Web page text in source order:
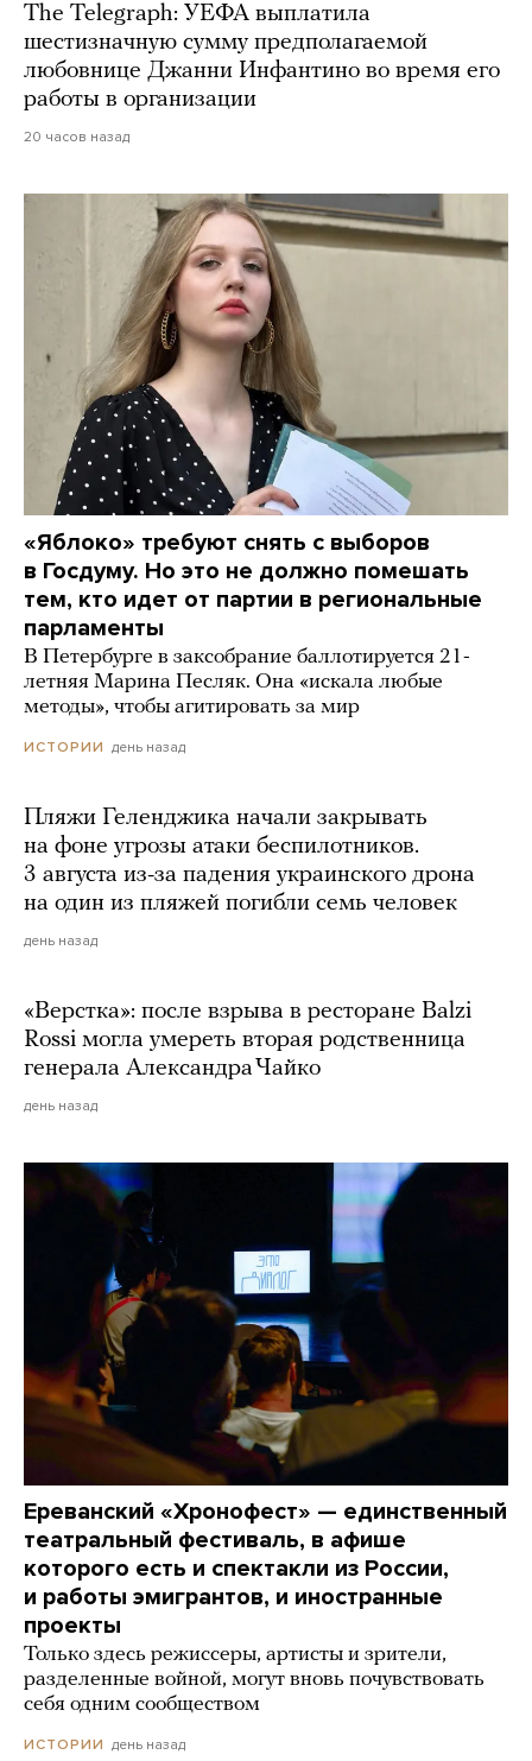
The Telegraph: УЕФА выплатила
шестизначную сумму предполагаемой
любовнице Джанни Инфантино во время его
работы в организации
20 часов назад
«Яблоко» требуют снять с выборов
в Госдуму. Но это не должно помешать
тем, кто идет от партии в региональные
парламенты
В Петербурге в заксобрание баллотируется 21-
летняя Марина Песляк. Она «искала любые
методы», чтобы агитировать за мир
ИСТОРИИ день назад
Пляжи Геленджика начали закрывать
на фоне угрозы атаки беспилотников.
3 августа из-за падения украинского дрона
на один из пляжей погибли семь человек
день назад
«Верстка»: после взрыва в ресторане Balzi
Rossi могла умереть вторая родственница
генерала Александра Чайко
день назад
Ереванский «Хронофест» — единственный
театральный фестиваль, в афише
которого есть и спектакли из России,
и работы эмигрантов, и иностранные
проекты
Только здесь режиссеры, артисты и зрители,
разделенные войной, могут вновь почувствовать
себя одним сообществом
ИСТОРИИ день назад